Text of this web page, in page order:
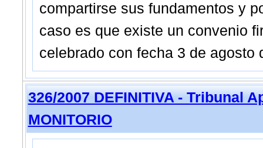
compartirse sus fundamentos y
caso es que existe un convenio
celebrado con fecha 3 de agosto
326/2007 DEFINITIVA - Tribunal
MONITORIO